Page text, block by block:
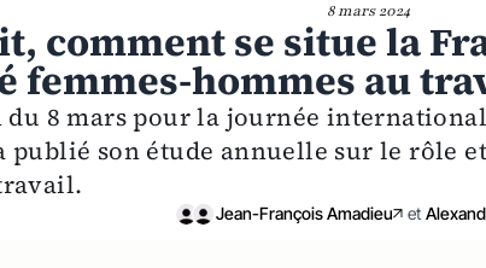
8 mars 2024
comment se situe la
femmes-hommes au
du 8 mars pour la journée
publié son étude annuelle sur le rôle
Jean-François Amadieu et